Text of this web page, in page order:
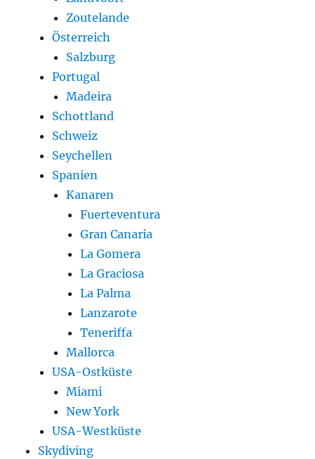
Zoutelande
Österreich
Salzburg
Portugal
Madeira
Schottland
Schweiz
Seychellen
Spanien
Kanaren
Fuerteventura
Gran Canaria
La Gomera
La Graciosa
La Palma
Lanzarote
Teneriffa
Mallorca
USA-Ostküste
Miami
New York
USA-Westküste
Skydiving